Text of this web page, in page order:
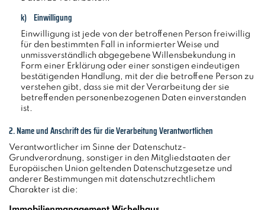
k) Einwilligung
Einwilligung ist jede von der betroffenen Person freiwillig
für den bestimmten Fall in informierter Weise und
unmissverständlich abgegebene Willensbekundung in
Form einer Erklärung oder einer sonstigen eindeutigen
bestätigenden Handlung, mit der die betroffene Person zu
verstehen gibt, dass sie mit der Verarbeitung der sie
betreffenden personenbezogenen Daten einverstanden
ist.
2. Name und Anschrift des für die Verarbeitung Verantwortlichen
Verantwortlicher im Sinne der Datenschutz-
Grundverordnung, sonstiger in den Mitgliedstaaten der
Europäischen Union geltenden Datenschutzgesetze und
anderer Bestimmungen mit datenschutzrechtlichem
Charakter ist die: